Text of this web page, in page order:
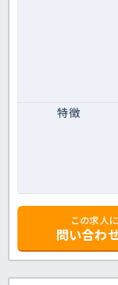
特徴
この求人に
問い合わ